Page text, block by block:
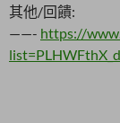
其他/回饋:
——- https://